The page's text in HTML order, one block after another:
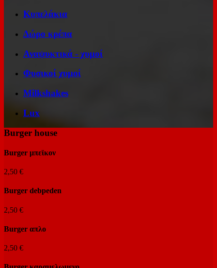
Κυπελάκια
Δώρο κρέπα
Αναψυκτικά - χυμοί
Φυσικοί χυμοί
Milkshakes
Lux
Burger house
Burger μπεϊκον
2,50 €
Burger debpeden
2,50 €
Burger απλο
2,50 €